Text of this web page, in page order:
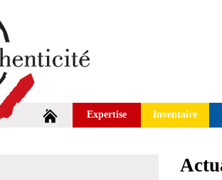
Expertise Inventaire